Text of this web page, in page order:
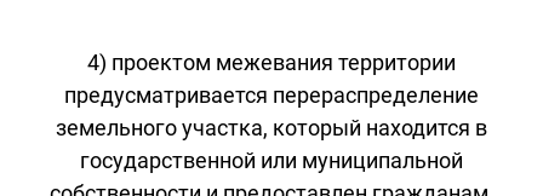
4) проектом межевания территории
предусматривается перераспределение
земельного участка, который находится в
государственной или муниципальной